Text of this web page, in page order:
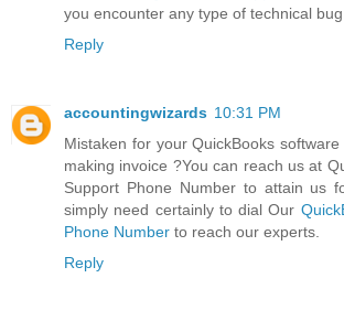
you encounter any type of technical bug
Reply
accountingwizards 10:31 PM
Mistaken for your QuickBooks
making invoice ?You can reach us at
Support Phone Number to attain us
simply need certainly to dial Our
Phone Number to reach our experts.
Reply